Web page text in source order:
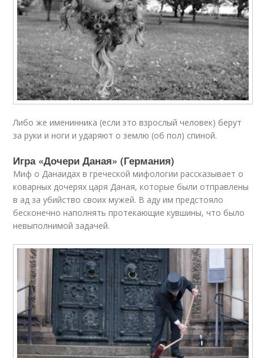
Либо же именинника (если это взрослый человек) берут
за руки и ноги и ударяют о землю (об пол) спиной.
Игра «Дочери Даная» (Германия)
Миф о Данаидах в греческой мифологии рассказывает о
коварных дочерях царя Даная, которые были отправлены
в ад за убийство своих мужей. В аду им предстояло
бесконечно наполнять протекающие кувшины, что было
невыполнимой задачей.